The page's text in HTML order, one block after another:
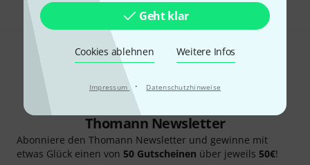
Geht klar
Cookies ablehnen Weitere Infos
Impressum · Datenschutzhinweise
Thomann Newsletter
Abonniere den Thomann Newsletter und gewinne mit
etwas Glück einen von 50 Gutscheinen über jeweils 50€!